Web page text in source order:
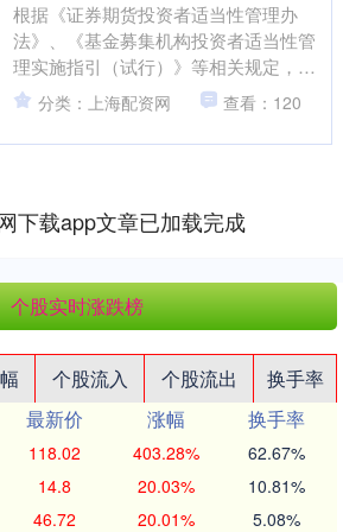
根据《证券期货投资者适当性管理办
法》、《基金募集机构投资者适当性管
理实施指引（试行）》等相关规定，中
银基金管理有限公司（以下简称“本公
司”）对旗下公募基金产品风....
分类：上海配资网 查看：120
下载app文章已加载完成
个股实时涨跌榜
个股流入 个股流出
换手率
最新价 涨幅
换手率
118.02 403.28% 62.67%
14.8 20.03% 10.81%
46.72 20.01% 5.08%